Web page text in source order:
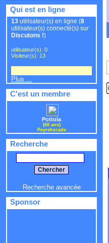
Qui est en ligne
13 utilisateur(s) en ligne (8
utilisateur(s) connecté(s) sur
Discutons !)
utilisateur(s): 0
Visiteur(s): 13
Plus ...
C'est un membre
Pottola
(60 ans)
Peyrehorade
Recherche
Recherche avancée
Sponsor